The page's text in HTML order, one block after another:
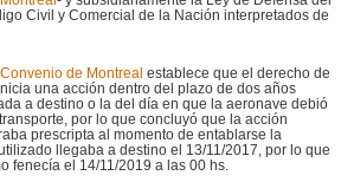
Civil y Comercial de la Nación interpretados de
Convenio de Montreal establece que el derecho de
una acción dentro del plazo de dos años
a destino o la del día en que la aeronave debió
por lo que concluyó que la acción
prescripta al momento de entablarse la
llegaba a destino el 13/11/2017, por lo que
fenecía el 14/11/2019 a las 00 hs.